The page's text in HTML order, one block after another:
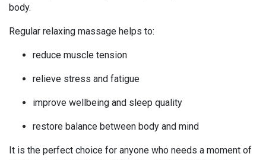
body.
Regular relaxing massage helps to:
reduce muscle tension
relieve stress and fatigue
improve wellbeing and sleep quality
restore balance between body and mind
It is the perfect choice for anyone who needs a moment of